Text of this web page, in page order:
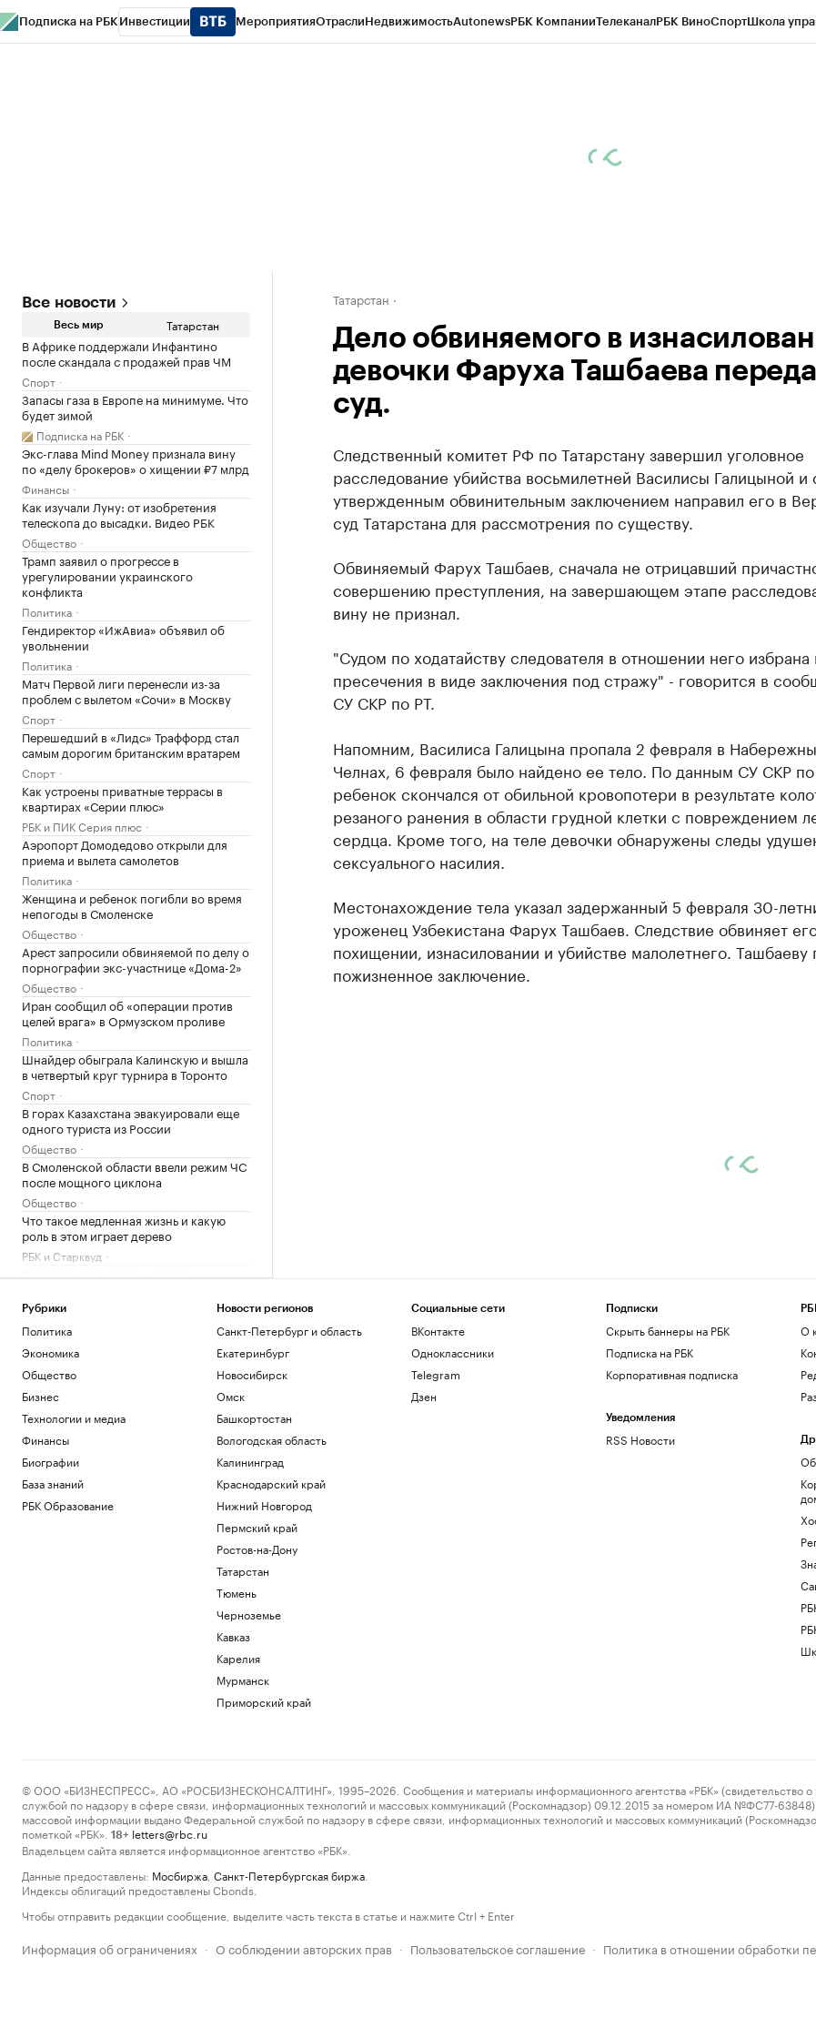
Подписка на РБК Инвестиции МероприятияОтраслиНедвижимостьAutonewsРБК КомпанииТелеканалРБК ВиноСпортШкола
Все новости
Весь мир Татарстан
В Африке поддержали Инфантино
после скандала с продажей прав ЧМ
Спорт
Запасы газа в Европе на минимуме. Что
будет зимой
Подписка на РБК
Экс-глава Mind Money признала вину
по «делу брокеров» о хищении ₽7 млрд
Финансы
Как изучали Луну: от изобретения
телескопа до высадки. Видео РБК
Общество
Трамп заявил о прогрессе в
урегулировании украинского
конфликта
Политика
Гендиректор «ИжАвиа» объявил об
увольнении
Политика
Матч Первой лиги перенесли из-за
проблем с вылетом «Сочи» в Москву
Спорт
Перешедший в «Лидс» Траффорд стал
самым дорогим британским вратарем
Спорт
Как устроены приватные террасы в
квартирах «Серии плюс»
РБК и ПИК Серия плюс
Аэропорт Домодедово открыли для
приема и вылета самолетов
Политика
Женщина и ребенок погибли во время
непогоды в Смоленске
Общество
Арест запросили обвиняемой по делу о
порнографии экс-участнице «Дома-2»
Общество
Иран сообщил об «операции против
целей врага» в Ормузском проливе
Политика
Шнайдер обыграла Калинскую и вышла
в четвертый круг турнира в Торонто
Спорт
В горах Казахстана эвакуировали еще
одного туриста из России
Общество
В Смоленской области ввели режим ЧС
после мощного циклона
Общество
Что такое медленная жизнь и какую
роль в этом играет дерево
РБК и Старквуд
Эксперты и студенты назвали
РАДИО
Общество
России угрозой своей
энергобезопасности
Политика
На 88-м году жизни ушел из жизни
художник Николай Марков
Общество
Татарстан
Дело обвиняемого в
девочки Фаруха Ташбаева
суд.
Следственный комитет РФ по Татарстану завершил уголовное
расследование убийства восьмилетней Василисы Галицыной и
утвержденным обвинительным заключением направил его в
суд Татарстана для рассмотрения по существу.
Обвиняемый Фарух Ташбаев, сначала не отрицавший
совершению преступления, на завершающем этапе
вину не признал.
"Судом по ходатайству следователя в отношении него
пресечения в виде заключения под стражу" - говорится в
СУ СКР по РТ.
Напомним, Василиса Галицына пропала 2 февраля в
Челнах, 6 февраля было найдено ее тело. По данным СУ СКР по
ребенок скончался от обильной кровопотери в результате
резаного ранения в области грудной клетки с повреждением
сердца. Кроме того, на теле девочки обнаружены следы
сексуального насилия.
Местонахождение тела указал задержанный 5 февраля 30-
уроженец Узбекистана Фарух Ташбаев. Следствие обвиняет
похищении, изнасиловании и убийстве малолетнего. Ташбаеву
пожизненное заключение.
Рубрики
Политика
Экономика
Общество
Бизнес
Технологии и медиа
Финансы
Биографии
База знаний
РБК Образование
Новости регионов
Санкт-Петербург и область
Екатеринбург
Новосибирск
Омск
Башкортостан
Вологодская область
Калининград
Краснодарский край
Нижний Новгород
Пермский край
Ростов-на-Дону
Татарстан
Тюмень
Черноземье
Кавказ
Карелия
Мурманск
Приморский край
Социальные сети
ВКонтакте
Одноклассники
Telegram
Дзен
Подписки
Скрыть баннеры на РБК
Подписка на РБК
Корпоративная подписка
Уведомления
RSS Новости
О
© ООО «БИЗНЕСПРЕСС», АО «РОСБИЗНЕСКОНСАЛТИНГ», 1995–2026. Сообщения и материалы информационного агентства «РБК» (свидетельство о
службой по надзору в сфере связи, информационных технологий и массовых коммуникаций (Роскомнадзор) 09.12.2015 за номером ИА №ФС77-63848)
массовой информации выдано Федеральной службой по надзору в сфере связи, информационных технологий и массовых коммуникаций
пометкой «РБК».
18+ letters@rbc.ru
Владельцем сайта является информационное агентство «РБК».
Данные предоставлены: Мосбиржа Санкт-Петербургская биржа
Индексы облигаций предоставлены Cbonds.
Чтобы отправить редакции сообщение, выделите часть текста в статье и нажмите Ctrl + Enter
Информация об ограничениях · О соблюдении авторских прав · Пользовательское соглашение · Политика в отношении обработки